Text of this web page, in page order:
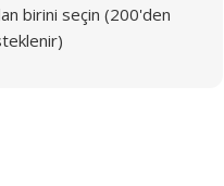
birini seçin (200'den